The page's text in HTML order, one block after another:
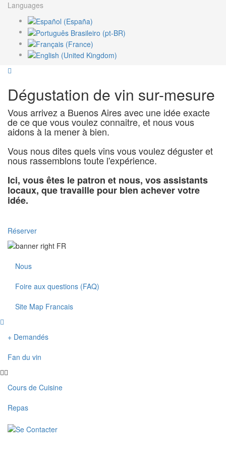
Languages
Dégustation de vin sur-mesure
Vous arrivez a Buenos Aires avec une idée exacte
de ce que vous voulez connaitre, et nous vous
aidons à la mener à bien.
Vous nous dites quels vins vous voulez déguster et
nous rassemblons toute l'expérience.
Ici, vous êtes le patron et nous, vos assistants
locaux, que travaille pour bien achever votre
idée.
Réserver
Nous
Foire aux questions (FAQ)
Site Map Francais
+ Demandés
Fan du vin
Cours de Cuisine
Repas